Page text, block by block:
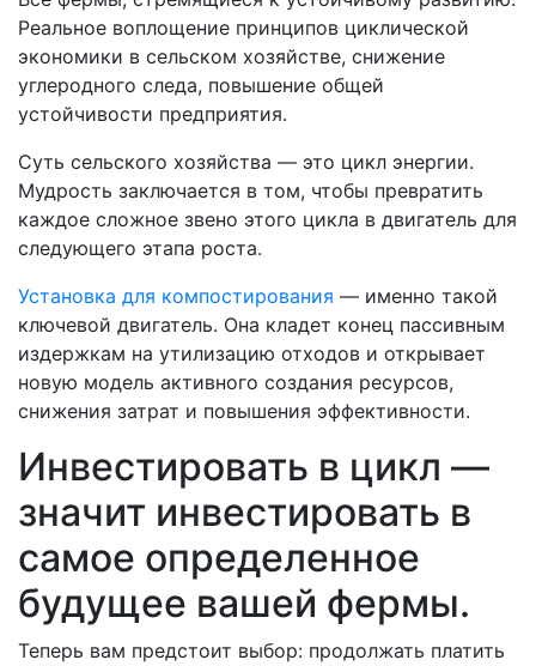
Реальное воплощение принципов циклической
экономики в сельском хозяйстве, снижение
углеродного следа, повышение общей
устойчивости предприятия.
Суть сельского хозяйства — это цикл энергии.
Мудрость заключается в том, чтобы превратить
каждое сложное звено этого цикла в двигатель для
следующего этапа роста.
Установка для компостирования — именно такой
ключевой двигатель. Она кладет конец пассивным
издержкам на утилизацию отходов и открывает
новую модель активного создания ресурсов,
снижения затрат и повышения эффективности.
Инвестировать в цикл —
значит инвестировать в
самое определенное
будущее вашей фермы.
Теперь вам предстоит выбор: продолжать платить